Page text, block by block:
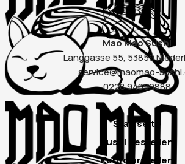
Startseite
Sushi bestellen
Konto erstellen
Mao Mao Sushi
Langgasse 55, 53859
service@maomao-
0228 94899888